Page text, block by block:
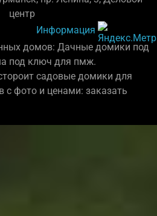
центр
Информация
домов: Дачные домики под
под ключ для пмж.
садовые домики для
с фото и ценами: заказать